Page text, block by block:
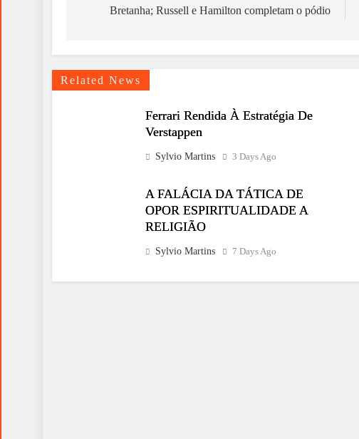
Bretanha; Russell e Hamilton completam o pódio
Related News
Ferrari Rendida À Estratégia De
Verstappen
Sylvio Martins 3 Days Ago
A FALÁCIA DA TÁTICA DE
OPOR ESPIRITUALIDADE A
RELIGIÃO
Sylvio Martins 7 Days Ago